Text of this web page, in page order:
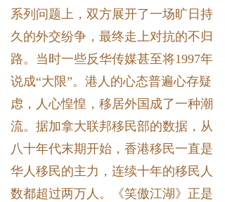
系列问题上，双方展开了一场旷日持
久的外交纷争，最终走上对抗的不归
路。当时一些反华传媒甚至将1997年
说成“大限”。港人的心态普遍心存疑
虑，人心惶惶，移居外国成了一种潮
流。据加拿大联邦移民部的数据，从
八十年代末期开始，香港移民一直是
华人移民的主力，连续十年的移民人
数都超过两万人。《笑傲江湖》正是